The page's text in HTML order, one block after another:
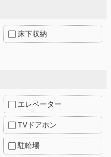
床下収納
エレベーター
TVドアホン
駐輪場